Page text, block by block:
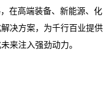
在高端装备、新能源、化
决方案，为千行百业提供
来注入强劲动力。